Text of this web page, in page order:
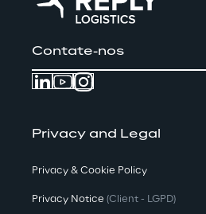
Contate-nos
Privacy and Legal
Privacy & Cookie Policy
Privacy Notice (Client - LGPD)